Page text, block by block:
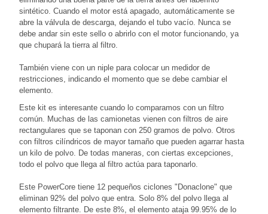
sintético. Cuando el motor está apagado, automáticamente se
abre la válvula de descarga, dejando el tubo vacío. Nunca se
debe andar sin este sello o abrirlo con el motor funcionando, ya
que chupará la tierra al filtro.
También viene con un niple para colocar un medidor de
restricciones, indicando el momento que se debe cambiar el
elemento.
Este kit es interesante cuando lo comparamos con un filtro
común. Muchas de las camionetas vienen con filtros de aire
rectangulares que se taponan con 250 gramos de polvo. Otros
con filtros cilíndricos de mayor tamaño que pueden agarrar hasta
un kilo de polvo. De todas maneras, con ciertas excepciones,
todo el polvo que llega al filtro actúa para taponarlo.
Este PowerCore tiene 12 pequeños ciclones "Donaclone" que
eliminan 92% del polvo que entra. Solo 8% del polvo llega al
elemento filtrante. De este 8%, el elemento ataja 99.95% de lo